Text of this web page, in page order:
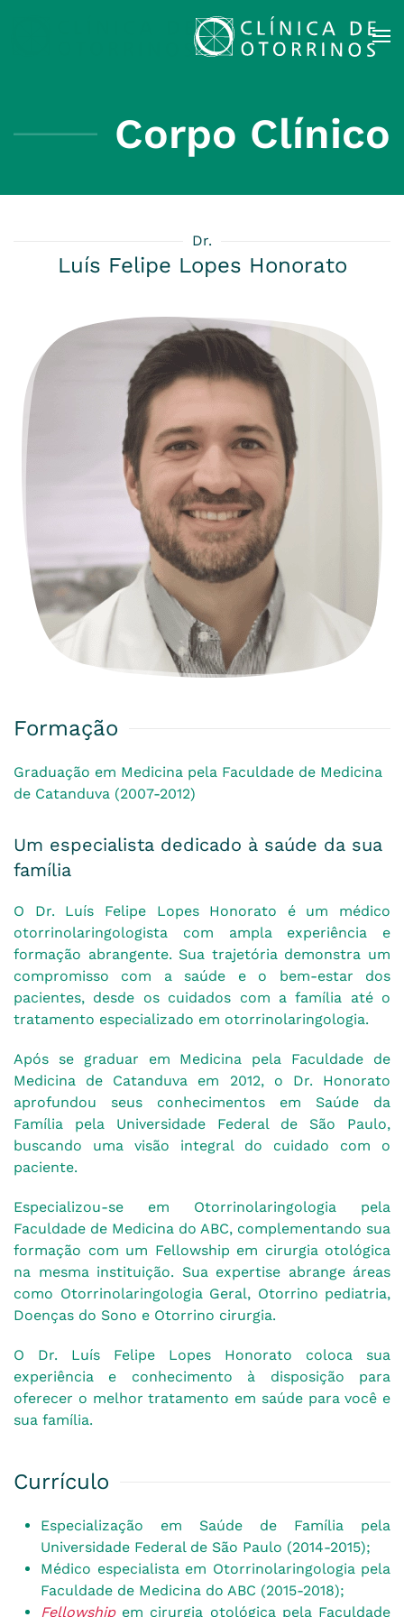
Corpo Clínico
Dr.
Luís Felipe Lopes Honorato
Formação
Graduação em Medicina pela Faculdade de Medicina
de Catanduva (2007-2012)
Um especialista dedicado à saúde da sua
família
O Dr. Luís Felipe Lopes Honorato é um médico
otorrinolaringologista com ampla experiência e
formação abrangente. Sua trajetória demonstra um
compromisso com a saúde e o bem-estar dos
pacientes, desde os cuidados com a família até o
tratamento especializado em otorrinolaringologia.
Após se graduar em Medicina pela Faculdade de
Medicina de Catanduva em 2012, o Dr. Honorato
aprofundou seus conhecimentos em Saúde da
Família pela Universidade Federal de São Paulo,
buscando uma visão integral do cuidado com o
paciente.
Especializou-se em Otorrinolaringologia pela
Faculdade de Medicina do ABC, complementando sua
formação com um Fellowship em cirurgia otológica
na mesma instituição. Sua expertise abrange áreas
como Otorrinolaringologia Geral, Otorrino pediatria,
Doenças do Sono e Otorrino cirurgia.
O Dr. Luís Felipe Lopes Honorato coloca sua
experiência e conhecimento à disposição para
oferecer o melhor tratamento em saúde para você e
sua família.
Currículo
Especialização em Saúde de Família pela
Universidade Federal de São Paulo (2014-2015);
Médico especialista em Otorrinolaringologia pela
Faculdade de Medicina do ABC (2015-2018);
Fellowshipem cirurgia otológica pela Faculdade